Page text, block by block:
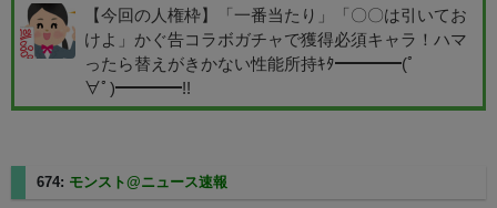
【今回の人権枠】「一番当たり」「〇〇は引いてお
けよ」かぐ告コラボガチャで獲得必須キャラ！ハマ
ったら替えがきかない性能所持ｷﾀ━━━━(ﾟ
∀ﾟ)━━━━!!
674: モンスト@ニュース速報